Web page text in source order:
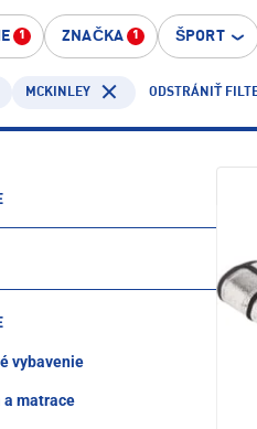
1 ZNAČKA 1 ŠPORT
MCKINLEY ODSTRÁNIŤ
vybavenie
a matrace